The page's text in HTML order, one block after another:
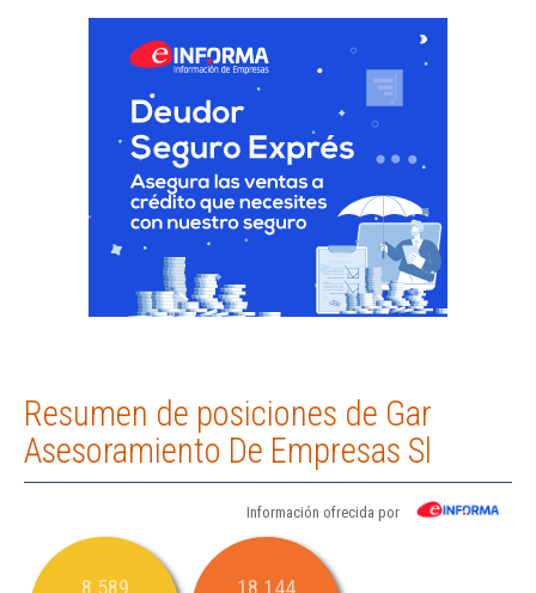
Resumen de posiciones de Gar
Asesoramiento De Empresas Sl
Información ofrecida por